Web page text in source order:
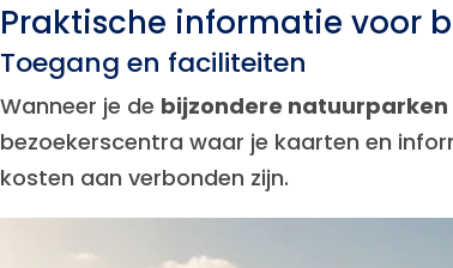
Praktische informatie voor
Toegang en faciliteiten
Wanneer je de bijzondere natuurparken
bezoekerscentra waar je kaarten en
kosten aan verbonden zijn.